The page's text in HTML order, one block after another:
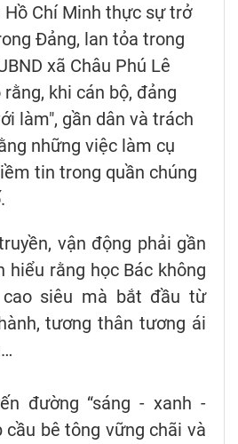
Hồ Chí Minh thực sự trở
Đảng, lan tỏa trong
xã Châu Phú Lê
khi cán bộ, đảng
làm", gần dân và trách
những việc làm cụ
tin trong quần chúng
vận động phải gần
hiểu rằng học Bác không
siêu mà bắt đầu từ
tương thân tương ái
đường “sáng - xanh -
cầu bê tông vững chãi và